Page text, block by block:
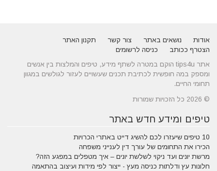
אודות נושאים באתר צור קשר
תקנון האתר
הצטרף ככותב
כניסה לרשומים
אתר tips4u הוקם במטרה לשתף מידע, טיפים והמלצות בין אנשים
ומספק במה חופשית לכתיבת תכנים שעשויים לעזור לגולשים במגוון
תחומי החיים.
© 2026 כל הזכויות שמורות
טיפים ומידע חדש באתר
10 טיפים שיעזרו לכם להשיג דייט באתרי הכרויות
הכירו את התחומים של עורך דין לענייני משפחה
מרשת יונים ועד ניקוי לשלשת יונים – איך מטפלים במפגע הזה?
חלונות עץ ודלתות כניסה מעץ - ייצור לפי מידות ועיצוב בהתאמה